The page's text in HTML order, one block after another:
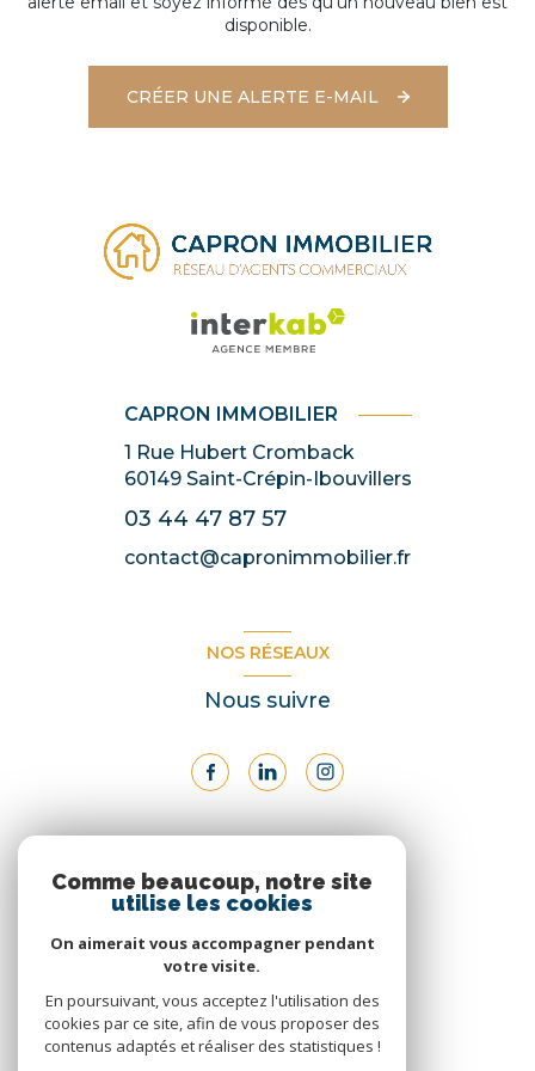
disponible.
CRÉER UNE ALERTE E-MAIL
CAPRON IMMOBILIER
1 Rue Hubert Cromback
60149 Saint-Crépin-Ibouvillers
03 44 47 87 57
contact@capronimmobilier.fr
NOS RÉSEAUX
Nous suivre
Nous adhérons
Comme beaucoup, notre site
utilise les cookies
On aimerait vous accompagner pendant
votre visite.
En poursuivant, vous acceptez l'utilisation des
cookies par ce site, afin de vous proposer des
contenus adaptés et réaliser des statistiques !